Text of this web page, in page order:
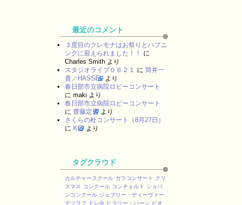
最近のコメント
３度目のクレモナはお祭りとハプニ
ングに迎えられました！！
に
Charles Smith より
スタジオライブ０６２１ に 筒井一
貴／HASSEL より
春日部市立病院ロビーコンサート
に maki より
春日部市立病院ロビーコンサート
に 齋藤定男 より
さくらの杜コンサート（8月27日）
に KEI より
タグクラウド
カルチャースクール ガラコンサート
クリ
スマス
コンクール コンチェルト
ショパ
ンコンクール ジェフリー・ディーヴァー
テツラフ
ドレ会 ヒラリー・ハーン ビオ